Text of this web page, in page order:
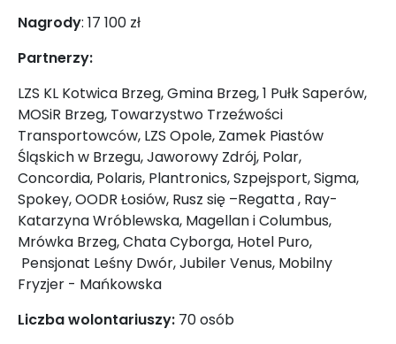
Nagrody: 17 100 zł
Partnerzy:
LZS KL Kotwica Brzeg, Gmina Brzeg, 1 Pułk Saperów,
MOSiR Brzeg, Towarzystwo Trzeźwości
Transportowców, LZS Opole, Zamek Piastów
Śląskich w Brzegu, Jaworowy Zdrój, Polar,
Concordia, Polaris, Plantronics, Szpejsport, Sigma,
Spokey, OODR Łosiów, Rusz się –Regatta , Ray-
Katarzyna Wróblewska, Magellan i Columbus,
Mrówka Brzeg, Chata Cyborga, Hotel Puro,
Pensjonat Leśny Dwór, Jubiler Venus, Mobilny
Fryzjer - Mańkowska
Liczba wolontariuszy: 70 osób